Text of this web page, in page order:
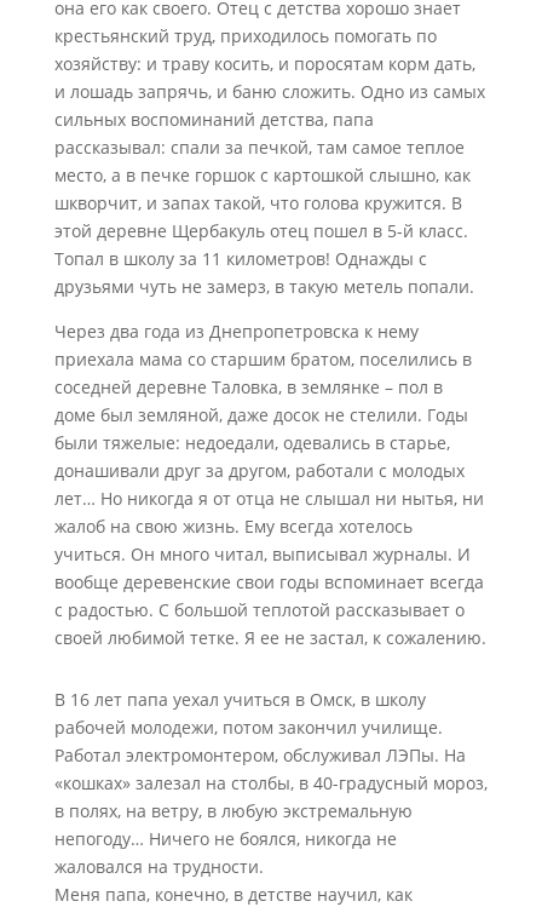
она его как своего. Отец с детства хорошо знает
крестьянский труд, приходилось помогать по
хозяйству: и траву косить, и поросятам корм дать,
и лошадь запрячь, и баню сложить. Одно из самых
сильных воспоминаний детства, папа
рассказывал: спали за печкой, там самое теплое
место, а в печке горшок с картошкой слышно, как
шкворчит, и запах такой, что голова кружится. В
этой деревне Щербакуль отец пошел в 5-й класс.
Топал в школу за 11 километров! Однажды с
друзьями чуть не замерз, в такую метель попали.
Через два года из Днепропетровска к нему
приехала мама со старшим братом, поселились в
соседней деревне Таловка, в землянке – пол в
доме был земляной, даже досок не стелили. Годы
были тяжелые: недоедали, одевались в старье,
донашивали друг за другом, работали с молодых
лет… Но никогда я от отца не слышал ни нытья, ни
жалоб на свою жизнь. Ему всегда хотелось
учиться. Он много читал, выписывал журналы. И
вообще деревенские свои годы вспоминает всегда
с радостью. С большой теплотой рассказывает о
своей любимой тетке. Я ее не застал, к сожалению.
В 16 лет папа уехал учиться в Омск, в школу
рабочей молодежи, потом закончил училище.
Работал электромонтером, обслуживал ЛЭПы. На
«кошках» залезал на столбы, в 40-градусный мороз,
в полях, на ветру, в любую экстремальную
непогоду… Ничего не боялся, никогда не
жаловался на трудности.
Меня папа, конечно, в детстве научил, как